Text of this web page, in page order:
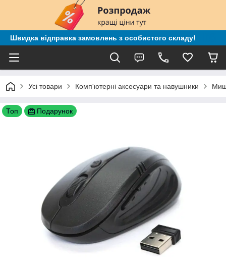
Швидка відправка замовлень з особистого складу!
Усі товари Комп'ютерні аксесуари та навушники
Топ Подарунок